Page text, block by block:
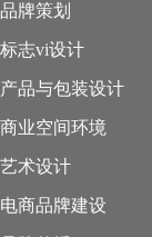
品牌策划
标志vi设计
产品与包装设计
商业空间环境
艺术设计
电商品牌建设